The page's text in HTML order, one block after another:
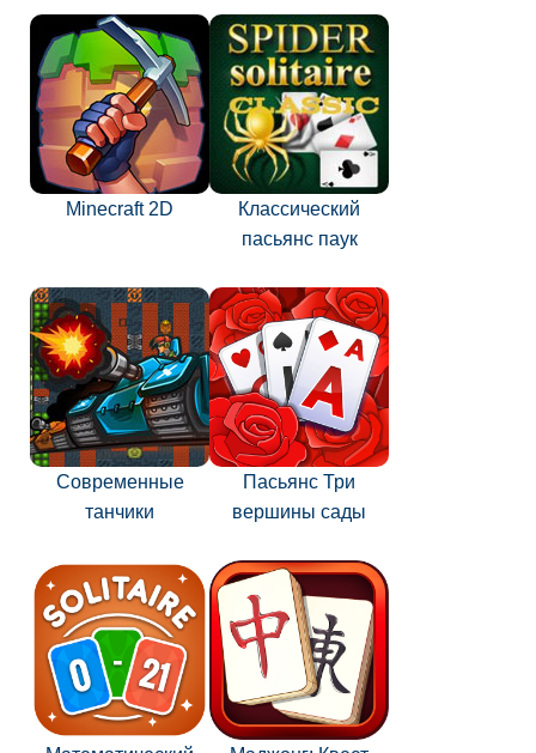
Minecraft 2D
Классический
пасьянс паук
Современные
танчики
Пасьянс Три
вершины сады